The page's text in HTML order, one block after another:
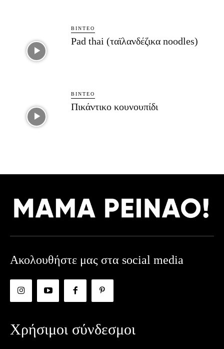
ΒΊΝΤΕΟ
Pad thai (ταϊλανδέζικα noodles)
ΒΊΝΤΕΟ
Πικάντικο κουνουπίδι
Ακολουθήστε μας στα social media
Χρήσιμοι σύνδεσμοι